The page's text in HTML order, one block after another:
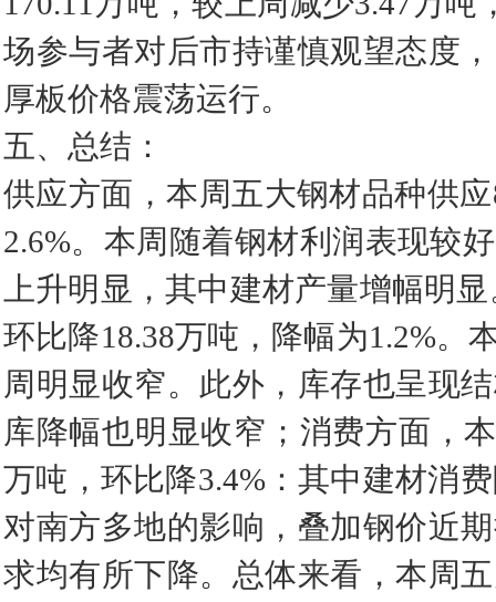
场参与者对后市持谨慎观望态度
厚板价格震荡运行。
五、总结：
供应方面，本周五大钢材品种供
2.6%。本周随着钢材利润表现较
上升明显，其中建材产量增幅明
环比降18.38万吨，降幅为1.2%。
周明显收窄。此外，库存也呈现
库降幅也明显收窄；消费方面，
万吨，环比降3.4%：其中建材消
对南方多地的影响，叠加钢价近
求均有所下降。总体来看，本周